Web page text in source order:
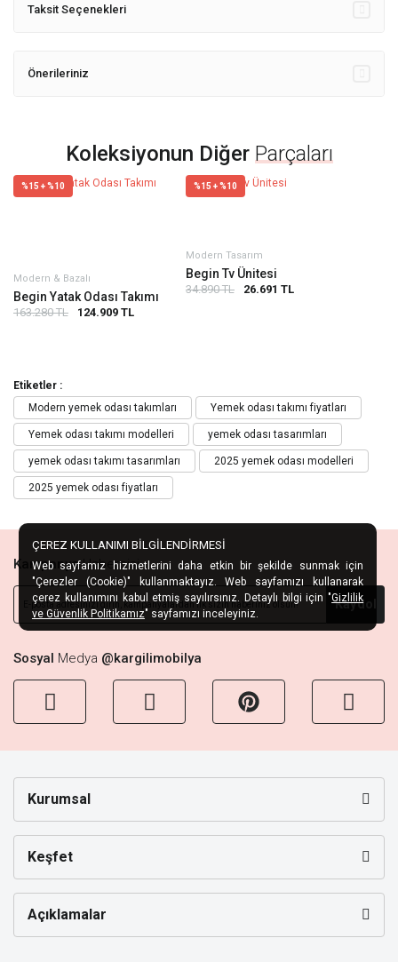
Taksit Seçenekleri
Önerileriniz
Koleksiyonun Diğer Parçaları
%15 + %10
Modern & Bazalı
Begin Yatak Odası Takımı
163.280 TL 124.909 TL
%15 + %10
Modern Tasarım
Begin Tv Ünitesi
34.890 TL 26.691 TL
Etiketler :
Modern yemek odası takımları
Yemek odası takımı fiyatları
Yemek odası takımı modelleri yemek odası tasarımları
yemek odası takımı tasarımları 2025 yemek odası modelleri
2025 yemek odası fiyatları
KampanyaHabercisi
Kaydol
Sosyal Medya @kargilimobilya
Kurumsal
Keşfet
Açıklamalar
ÇEREZ KULLANIMI BİLGİLENDİRMESİ
Web sayfamız hizmetlerini daha etkin bir şekilde sunmak için
"Çerezler (Cookie)" kullanmaktayız. Web sayfamızı kullanarak
çerez kullanımını kabul etmiş sayılırsınız. Detaylı bilgi için "Gizlilik
ve Güvenlik Politikamız" sayfamızı inceleyiniz.